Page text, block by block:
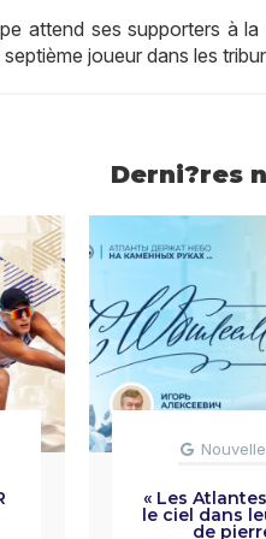
attend ses supporters à
joueur dans les
Derni?res
« Les
le ciel dans
de